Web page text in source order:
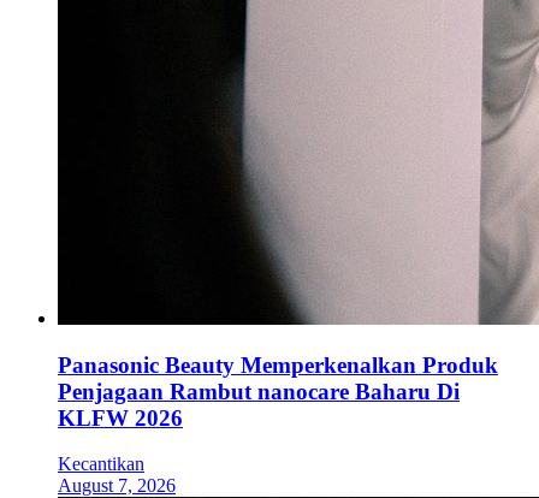
Panasonic Beauty Memperkenalkan Produk
Penjagaan Rambut nanocare Baharu Di
KLFW 2026
Kecantikan
August 7, 2026